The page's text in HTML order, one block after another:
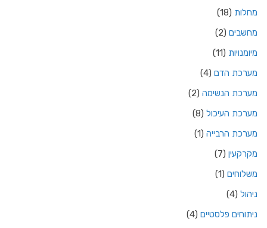
מחלות (18)
מחשבים (2)
מיומנויות (11)
מערכת הדם (4)
מערכת הנשימה (2)
מערכת העיכול (8)
מערכת הרבייה (1)
מקרקעין (7)
משלוחים (1)
ניהול (4)
ניתוחים פלסטיים (4)